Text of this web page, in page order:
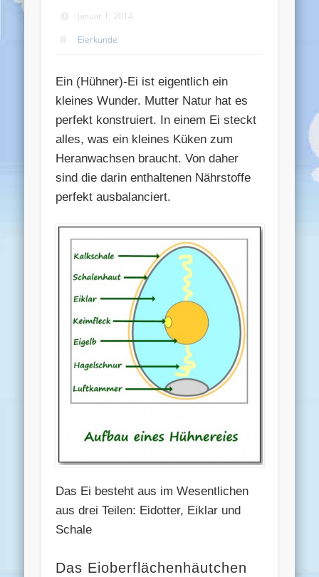
Januar 1, 2014
Eierkunde
Ein (Hühner)-Ei ist eigentlich ein
kleines Wunder. Mutter Natur hat es
perfekt konstruiert. In einem Ei steckt
alles, was ein kleines Küken zum
Heranwachsen braucht. Von daher
sind die darin enthaltenen Nährstoffe
perfekt ausbalanciert.
Das Ei besteht aus im Wesentlichen
aus drei Teilen: Eidotter, Eiklar und
Schale
Das Eioberflächenhäutchen